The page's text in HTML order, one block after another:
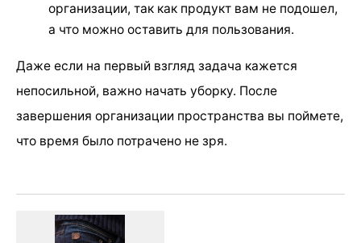
организации, так как продукт вам не подошел,
а что можно оставить для пользования.
Даже если на первый взгляд задача кажется
непосильной, важно начать уборку. После
завершения организации пространства вы поймете,
что время было потрачено не зря.